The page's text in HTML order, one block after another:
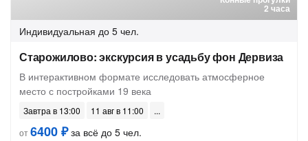
2 часа
Индивидуальная до 5 чел.
Старожилово: экскурсия в усадьбу фон Дервиза
В интерактивном формате исследовать атмосферное
место с постройками 19 века
Завтра в 13:00
11 авг в 11:00
от6400 ₽за всё до 5 чел.